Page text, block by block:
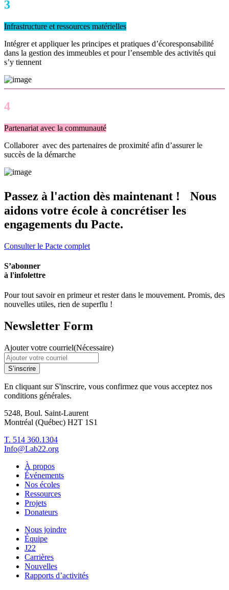
3
Infrastructure et ressources matérielles
Intégrer et appliquer les principes et pratiques d’écoresponsabilité
dans la gestion des immeubles et pour l’ensemble des activités qui
s’y tiennent
4
Partenariat avec la communauté
Collaborer avec des partenaires de proximité afin d’assurer le
succès de la démarche
Passez à l'action dès maintenant ! Nous
aidons votre école à concrétiser les
engagements du Pacte.
Consulter le Pacte complet
S’abonner
à l'infolettre
Pour tout savoir en primeur et rester dans le mouvement. Promis, des
nouvelles utiles, rien de superflu !
Newsletter Form
Ajouter votre courriel(Nécessaire)
S’inscrire
En cliquant sur S'inscrire, vous confirmez que vous acceptez nos
conditions générales.
5248, Boul. Saint-Laurent
Montréal (Québec) H2T 1S1
T. 514 360.1304
Info@Lab22.org
À propos
Événements
Nos écoles
Ressources
Projets
Donateurs
Nous joindre
Équipe
J22
Carrières
Nouvelles
Rapports d’activités